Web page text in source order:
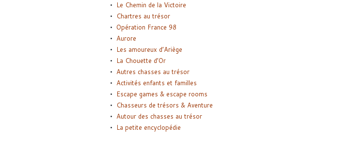
Le Chemin de la Victoire
Chartres au trésor
Opération France 98
Aurore
Les amoureux d’Ariège
La Chouette d’Or
Autres chasses au trésor
Activités enfants et familles
Escape games & escape rooms
Chasseurs de trésors & Aventure
Autour des chasses au trésor
La petite encyclopédie